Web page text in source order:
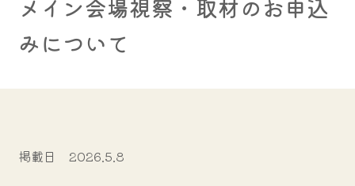
メイン会場視察・取材のお申込
みについて
掲載日 2026.5.8